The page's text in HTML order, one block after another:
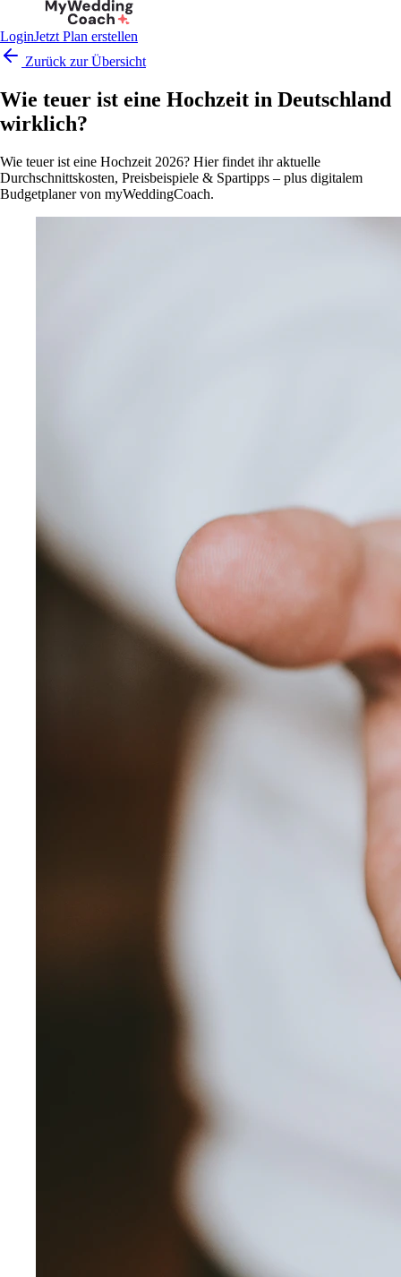
LoginJetzt Plan erstellen
Zurück zur Übersicht
Wie teuer ist eine Hochzeit in Deutschland
wirklich?
Wie teuer ist eine Hochzeit 2026? Hier findet ihr aktuelle
Durchschnittskosten, Preisbeispiele & Spartipps – plus digitalem
Budgetplaner von myWeddingCoach.